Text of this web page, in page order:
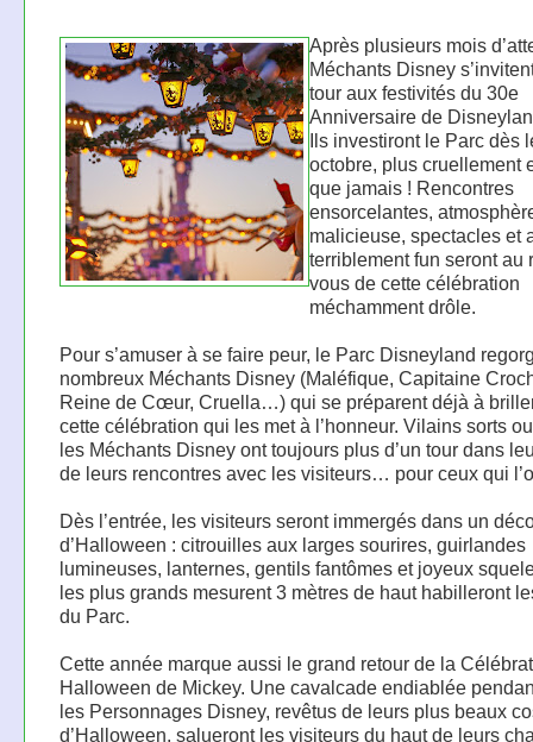
Après plusieurs mois
Méchants Disney
tour aux festivités du 30e
Anniversaire de
Ils investiront le Parc dès
octobre, plus cruellement
que jamais ! Rencontres
ensorcelantes,
malicieuse, spectacles et
terriblement fun seront au
vous de cette célébration
méchamment drôle.
Pour s’amuser à se faire peur, le Parc Disneyland
nombreux Méchants Disney (Maléfique, Capitaine
Reine de Cœur, Cruella…) qui se préparent déjà à
cette célébration qui les met à l’honneur. Vilains sorts
les Méchants Disney ont toujours plus d’un tour dans
de leurs rencontres avec les visiteurs… pour ceux qui
Dès l’entrée, les visiteurs seront immergés dans un
d’Halloween : citrouilles aux larges sourires, guirlandes
lumineuses, lanternes, gentils fantômes et joyeux
les plus grands mesurent 3 mètres de haut habilleront
du Parc.
Cette année marque aussi le grand retour de la
Halloween de Mickey. Une cavalcade endiablée
les Personnages Disney, revêtus de leurs plus beaux
d’Halloween, salueront les visiteurs du haut de leurs